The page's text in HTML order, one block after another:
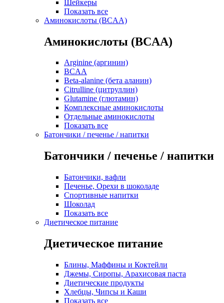
Шейкеры
Показать все
Аминокислоты (BCAA)
Аминокислоты (BCAA)
Arginine (аргинин)
BCAA
Beta-alanine (бета аланин)
Citrulline (цитруллин)
Glutamine (глютамин)
Комплексные аминокислоты
Отдельные аминокислоты
Показать все
Батончики / печенье / напитки
Батончики / печенье / напитки
Батончики, вафли
Печенье, Орехи в шоколаде
Спортивные напитки
Шоколад
Показать все
Диетическое питание
Диетическое питание
Блины, Маффины и Коктейли
Джемы, Сиропы, Арахисовая паста
Диетические продукты
Хлебцы, Чипсы и Каши
Показать все